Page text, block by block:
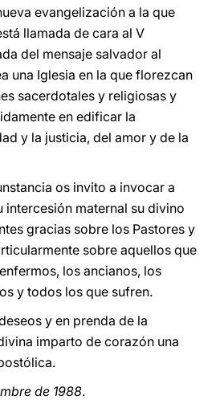
evangelización a la que
llamada de cara al V
del mensaje salvador al
una Iglesia en la que florezcan
sacerdotales y religiosas y
en edificar la
y la justicia, del amor y de la
os invito a invocar a
intercesión maternal su divino
gracias sobre los Pastores y
sobre aquellos que
los ancianos, los
y todos los que sufren.
y en prenda de la
imparto de corazón una
de 1988.